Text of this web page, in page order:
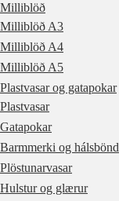
Milliblöð
Milliblöð A3
Milliblöð A4
Milliblöð A5
Plastvasar og gatapokar
Plastvasar
Gatapokar
Barmmerki og hálsbönd
Plöstunarvasar
Hulstur og glærur